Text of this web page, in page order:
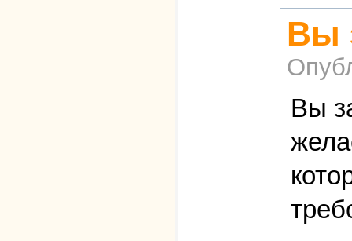
Вы
Вы